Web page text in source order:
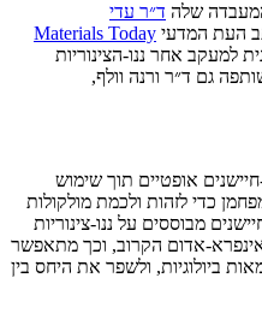
שלה ד״ר עדי
העת המדעי Materials Today
אחר ננו-הצינוריות
גם ד״ר ורנה וולף,
אופטיים תוך שימוש
כדי לזהות ולכמת מולקולות
מבוססים על ננו-צינוריות
אדום הקרוב, וכך מתאפשר
ביולוגיות, ולשפר את היחס בין